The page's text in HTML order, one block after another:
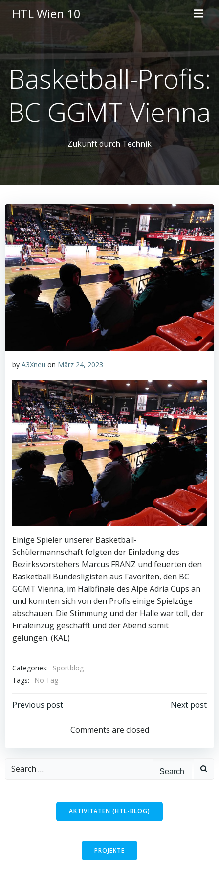
HTL Wien 10
Basketball-Profis:
BC GGMT Vienna
Zukunft durch Technik
by A3Xneu on März 24, 2023
Einige Spieler unserer Basketball-
Schülermannschaft folgten der Einladung des
Bezirksvorstehers Marcus FRANZ und feuerten den
Basketball Bundesligisten aus Favoriten, den BC
GGMT Vienna, im Halbfinale des Alpe Adria Cups an
und konnten sich von den Profis einige Spielzüge
abschauen. Die Stimmung und der Halle war toll, der
Finaleinzug geschafft und der Abend somit
gelungen. (KAL)
Categories:
Sportblog
Tags:
No Tag
Post
navigation
Previous post
navigation
Next post
Comments are closed
Search
AKTIVITÄTEN (HTL-BLOG)
PROJEKTE